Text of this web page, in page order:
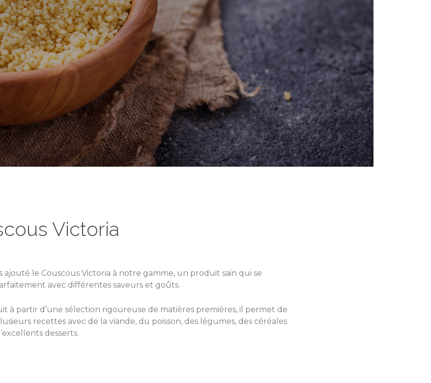
Victoria
ajouté le Couscous Victoria à notre gamme, un produit sain qui se
avec différentes saveurs et goûts.
à partir d’une sélection rigoureuse de matières premières, il permet de
recettes avec de la viande, du poisson, des légumes, des céréales
desserts.